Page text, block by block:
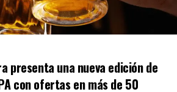
y protección
respuesta de las fuerzas de
solicitado asistencia. «Al llamar al
presenta una nueva edición de
con ofertas en más de 50